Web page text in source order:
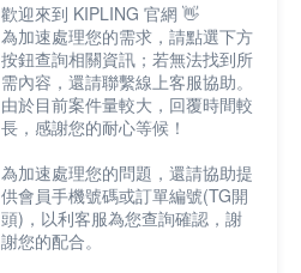
歡迎來到 KIPLING 官網 👋
為加速處理您的需求，請點選下方
按鈕查詢相關資訊；若無法找到所
需內容，還請聯繫線上客服協助。
由於目前案件量較大，回覆時間較
長，感謝您的耐心等候！
為加速處理您的問題，還請協助提
供會員手機號碼或訂單編號(TG開
頭)，以利客服為您查詢確認，謝
謝您的配合。